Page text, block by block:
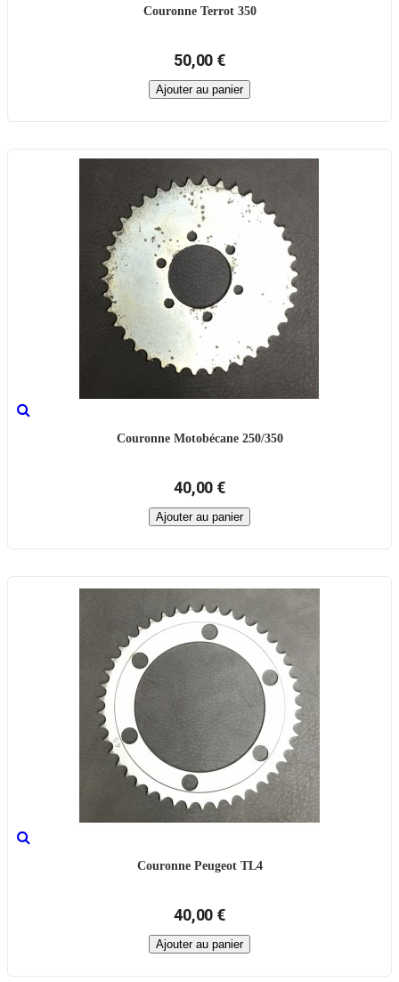
Couronne Terrot 350
50,00 €
Ajouter au panier
Couronne Motobécane 250/350
40,00 €
Ajouter au panier
Couronne Peugeot TL4
40,00 €
Ajouter au panier